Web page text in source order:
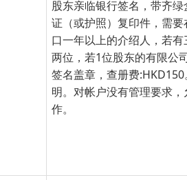
股东亲临银行签名，带齐
证（或护照）复印件，需
口一年以上的介绍人，若
两位，若1位股东的有限公
签名盖章，查册费
明。对帐户没有管理要求
作。